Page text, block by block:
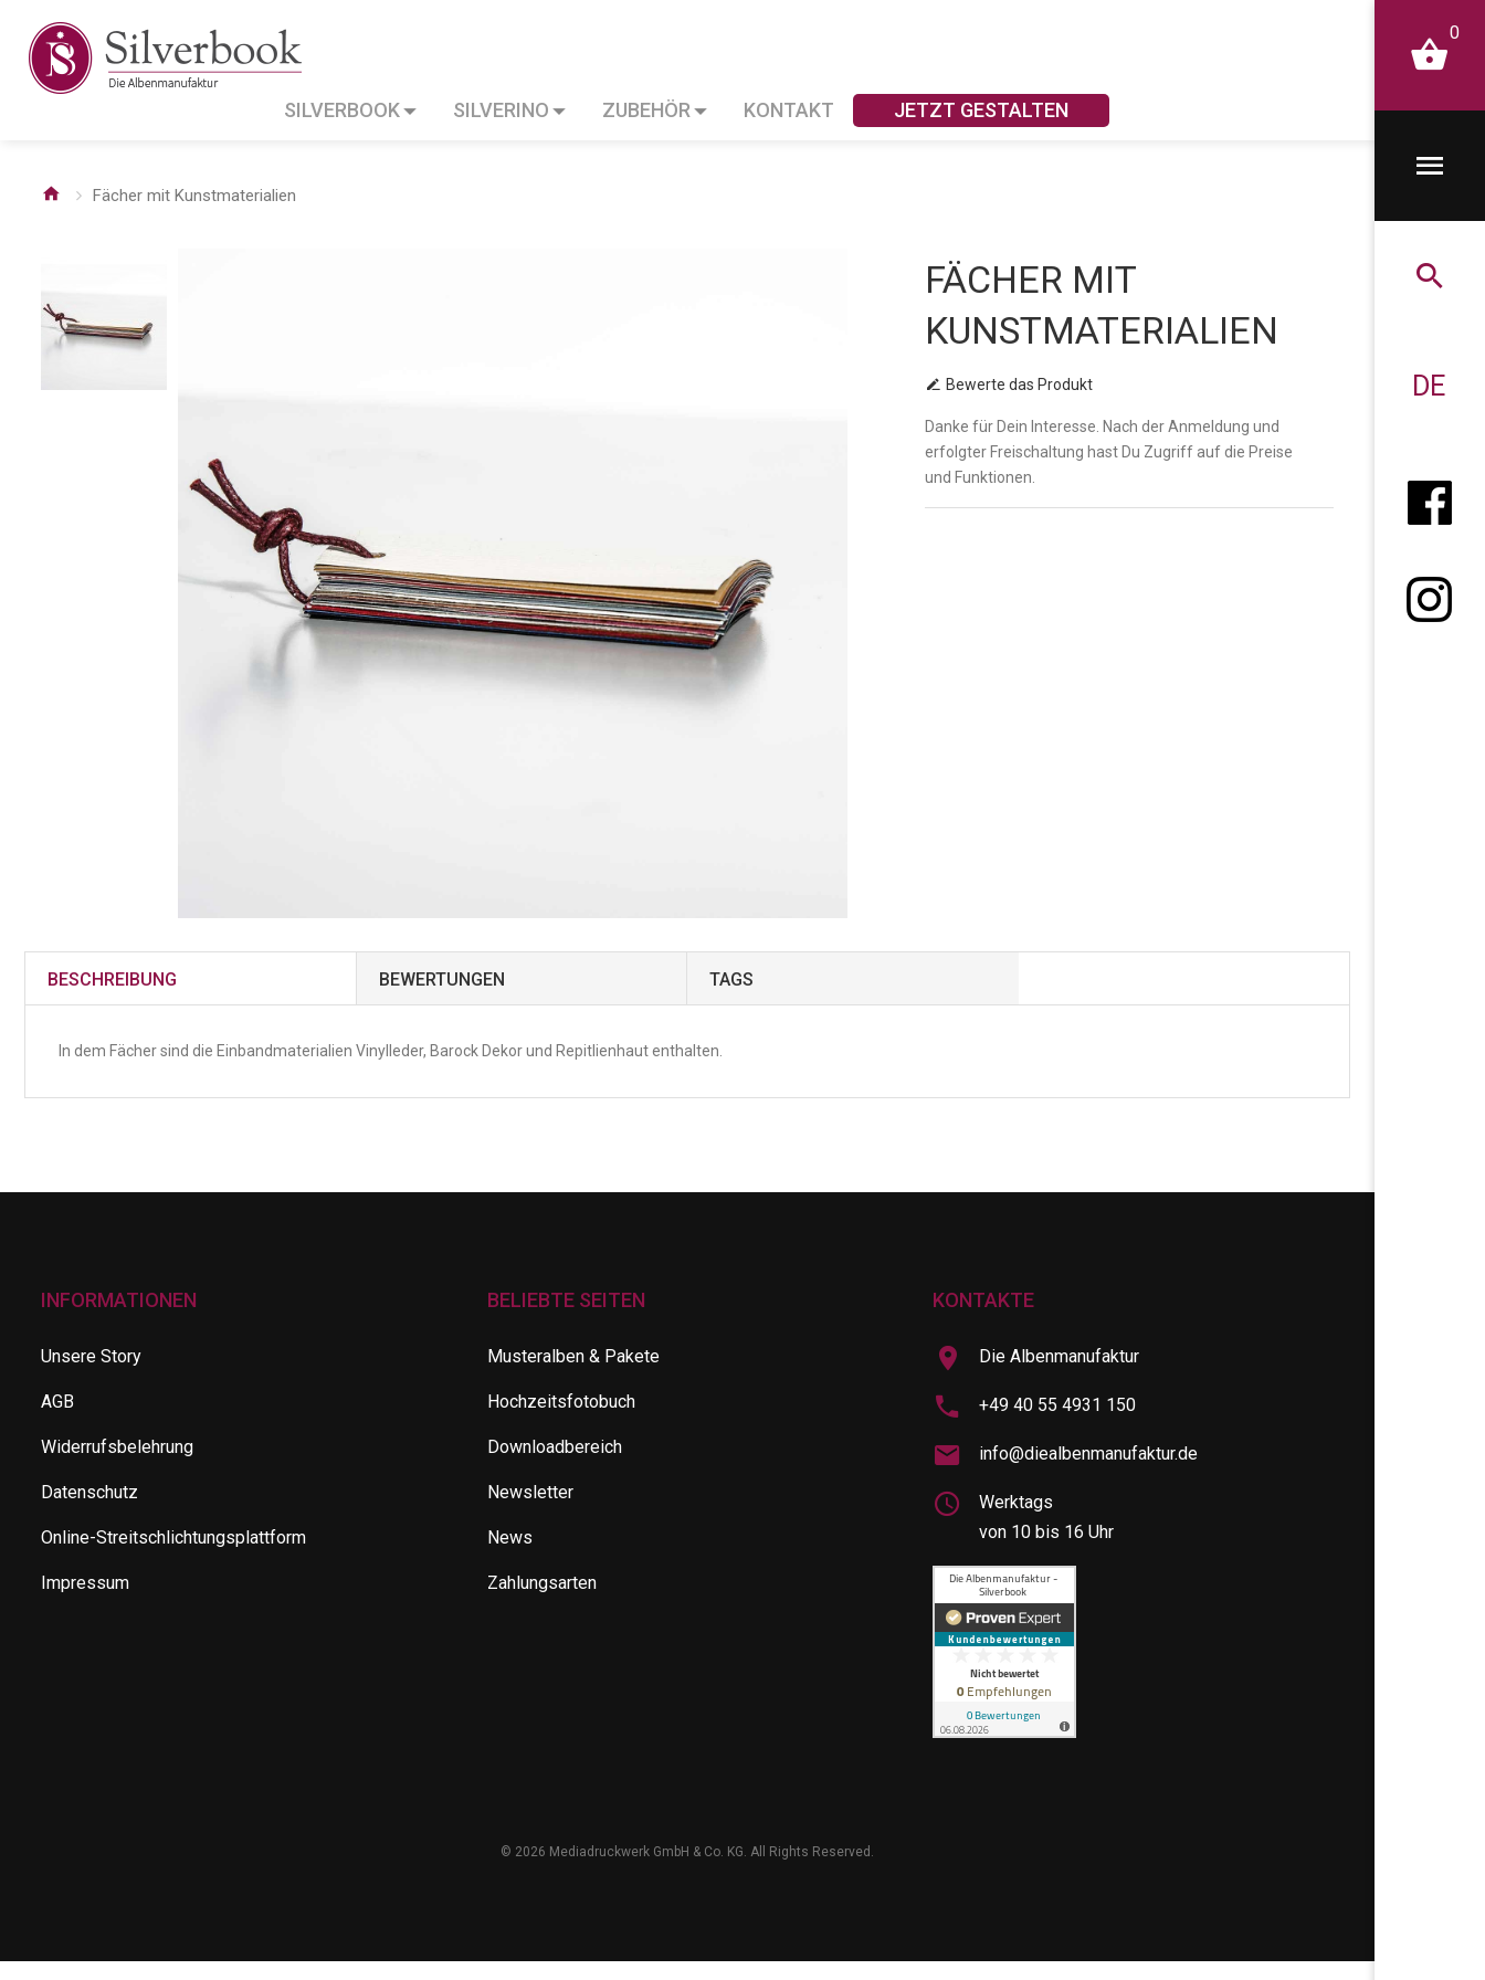
0
DE
SILVERBOOK SILVERINO ZUBEHÖR KONTAKT JETZT GESTALTEN
Fächer mit Kunstmaterialien
FÄCHER MIT
KUNSTMATERIALIEN
Bewerte das Produkt
Danke für Dein Interesse. Nach der Anmeldung und
erfolgter Freischaltung hast Du Zugriff auf die Preise
und Funktionen.
BESCHREIBUNG BEWERTUNGEN TAGS
In dem Fächer sind die Einbandmaterialien Vinylleder, Barock Dekor und Repitlienhaut enthalten.
INFORMATIONEN
Unsere Story
AGB
Widerrufsbelehrung
Datenschutz
Online-Streitschlichtungsplattform
Impressum
BELIEBTE SEITEN
Musteralben & Pakete
Hochzeitsfotobuch
Downloadbereich
Newsletter
News
Zahlungsarten
KONTAKTE
Die Albenmanufaktur
+49 40 55 4931 150
info@diealbenmanufaktur.de
Werktags
von 10 bis 16 Uhr
© 2026 Mediadruckwerk GmbH & Co. KG. All Rights Reserved.